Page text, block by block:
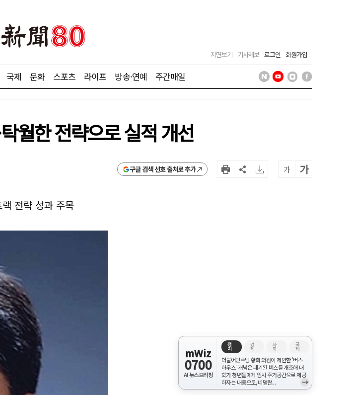
지면보기 기사제보 로그인 회원가입
국제 문화 스포츠 라이프 방송·연예 주간매일
월한 전략으로 실적 개선
구글 검색 선호 출처로 추가 가 가
전략 성과 주목
mWiz
0700
AI 뉴스브리핑
정
치
경
제
사
회
국
제
더불어민주당 황희 의원이 제안한 '버스
하우스' 개념은 폐기된 버스를 개조해 대
학가 청년들에게 임시 주거공간으로 제공
하자는 내용으로, 네덜란...
→